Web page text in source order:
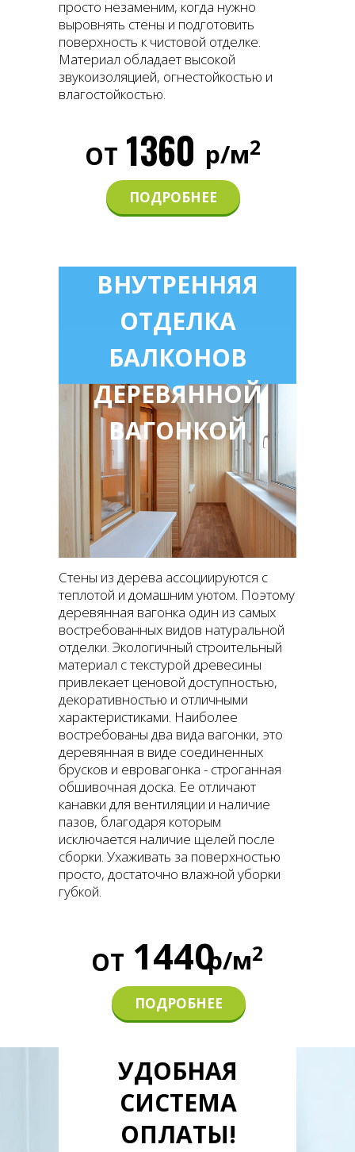
1360 р/м2
ОТ
ПОДРОБНЕЕ
просто незаменим, когда нужно
выровнять стены и подготовить
поверхность к чистовой отделке.
Материал обладает высокой
звукоизоляцией, огнестойкостью и
влагостойкостью.
Стены из дерева ассоциируются с
теплотой и домашним уютом. Поэтому
деревянная вагонка один из самых
востребованных видов натуральной
отделки. Экологичный строительный
материал с текстурой древесины
привлекает ценовой доступностью,
декоративностью и отличными
характеристиками. Наиболее
востребованы два вида вагонки, это
деревянная в виде соединенных
брусков и евровагонка - строганная
обшивочная доска. Ее отличают
канавки для вентиляции и наличие
пазов, благодаря которым
исключается наличие щелей после
сборки. Ухаживать за поверхностью
просто, достаточно влажной уборки
губкой.
ПОДРОБНЕЕ
ОТ р/м2
1440
ВНУТРЕННЯЯ
ОТДЕЛКА
БАЛКОНОВ
ДЕРЕВЯННОЙ
ВАГОНКОЙ
УДОБНАЯ
СИСТЕМА
ОПЛАТЫ!